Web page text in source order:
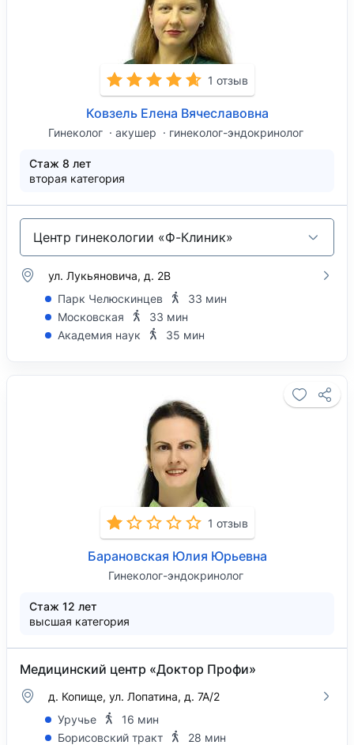
1 отзыв
Ковзель Елена Вячеславовна
Гинеколог акушер гинеколог-эндокринолог
Стаж 8 лет
вторая категория
Центр гинекологии «Ф-Клиник»
ул. Лукьяновича, д. 2В
Парк Челюскинцев
33 мин
Московская
33 мин
Академия наук
35 мин
1 отзыв
Барановская Юлия Юрьевна
Гинеколог-эндокринолог
Стаж 12 лет
высшая категория
Медицинский центр «Доктор Профи»
д. Копище, ул. Лопатина, д. 7А/2
Уручье
16 мин
Борисовский тракт
28 мин